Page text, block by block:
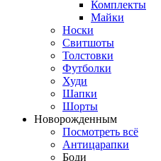
Комплекты
Майки
Носки
Свитшоты
Толстовки
Футболки
Худи
Шапки
Шорты
Новорожденным
Посмотреть всё
Антицарапки
Боди